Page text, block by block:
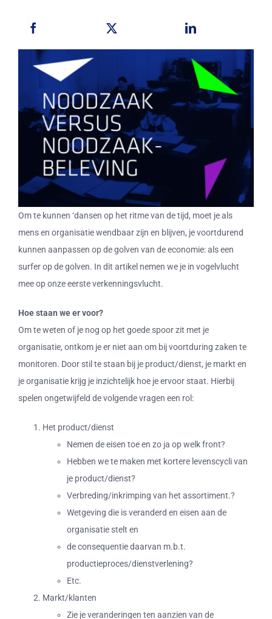
Om te kunnen ‘dansen op het ritme van de tijd, moet je als
mens en organisatie wendbaar zijn en blijven, je voortdurend
kunnen aanpassen op de golven van de economie: als een
surfer op de golven. In dit artikel nemen we je in vogelvlucht
mee op onze eerste verkenningsvlucht.
Hoe staan we er voor?
Om te weten of je nog op het goede spoor zit met je
organisatie, ontkom je er niet aan om bij voortduring zaken te
monitoren. Door stil te staan bij je product/dienst, je markt en
je organisatie krijg je inzichtelijk hoe je ervoor staat. Hierbij
spelen ongetwijfeld de volgende vragen een rol:
Het product/dienst
Nemen de eisen toe en zo ja op welk front?
Hebben we te maken met kortere levenscycli van
je product/dienst?
Verbreding/inkrimping van het assortiment.?
Wetgeving die is veranderd en eisen aan de
organisatie stelt en
de consequentie daarvan m.b.t.
productieproces/dienstverlening?
Etc.
Markt/klanten
Zie je veranderingen ten aanzien van de